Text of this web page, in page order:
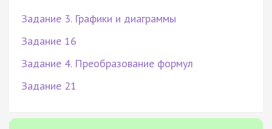
Задание 3. Графики и диаграммы
Задание 16
Задание 4. Преобразование формул
Задание 21